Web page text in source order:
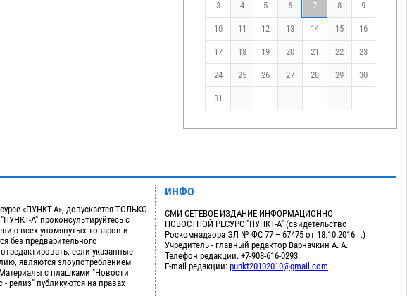
3 4 5 6 7 8 9
10 11 12 13 14 15 16
17 18 19 20 21 22 23
24 25 26 27 28 29 30
31
«ПУНКТ-А», допускается ТОЛЬКО
А" проконсультируйтесь с
всех упомянутых товаров и
без предварительного
если указанные
являются злоупотреблением
с плашками "Новости
релиз" публикуются на правах
ИНФО
СМИ СЕТЕВОЕ ИЗДАНИЕ ИНФОРМАЦИОННО-
НОВОСТНОЙ РЕСУРС "ПУНКТ-А" (свидетельство
Роскомнадзора ЭЛ № ФС 77 – 67475 от 18.10.2016 г.)
Учредитель - главный редактор Варначкин А. А.
Телефон редакции. +7-908-616-0293.
E-mail редакции: punkt20102010@gmail.com